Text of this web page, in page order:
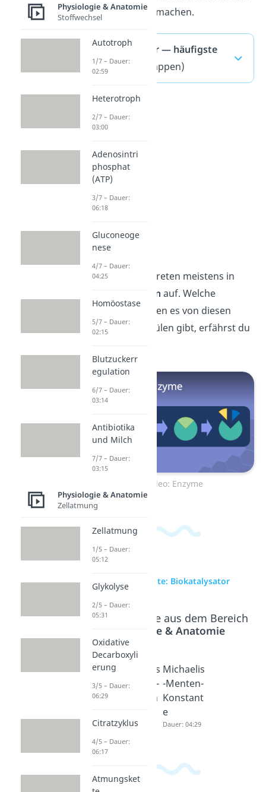
länger haltbarzu machen.
Biokatalysator — häufigste
Fragen (ausklappen)
Enzyme
Biokatalysatoren treten meistens in
Enzymen auf. Welche
verschiedenen Arten es von diesen
komplexen Molekülen gibt, erfährst du
Zum Video: Enzyme
zur Videoseite: Biokatalysator
Beliebte Inhalte aus dem Bereich
Physiologie & Anatomie
Schlüssel
-Schloss-
Prinzip
Michaelis
-Menten-
Gleichun
Dauer: 03:40
Michaelis
-Menten-
Konstant
e
Dauer: 04:29
Physiologie & Anatomie
Stoffwechsel
Autotroph
1/7 – Dauer:
02:59
Heterotroph
2/7 – Dauer:
03:00
Adenosintri
phosphat
(ATP)
3/7 – Dauer:
06:18
Gluconeoge
nese
4/7 – Dauer:
04:25
Homöostase
5/7 – Dauer:
02:15
Blutzuckerr
egulation
6/7 – Dauer:
03:14
Antibiotika
und Milch
7/7 – Dauer:
03:15
Physiologie & Anatomie
Zellatmung
Zellatmung
1/5 – Dauer:
05:12
Glykolyse
2/5 – Dauer:
05:31
Oxidative
Decarboxyli
erung
3/5 – Dauer:
06:29
Citratzyklus
4/5 – Dauer:
06:17
Atmungsket